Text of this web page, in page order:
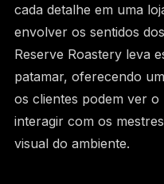
cada detalhe em uma
envolver os sentidos
Reserve Roastery leva
patamar, oferecendo
os clientes podem ver
interagir com os
visual do ambiente.